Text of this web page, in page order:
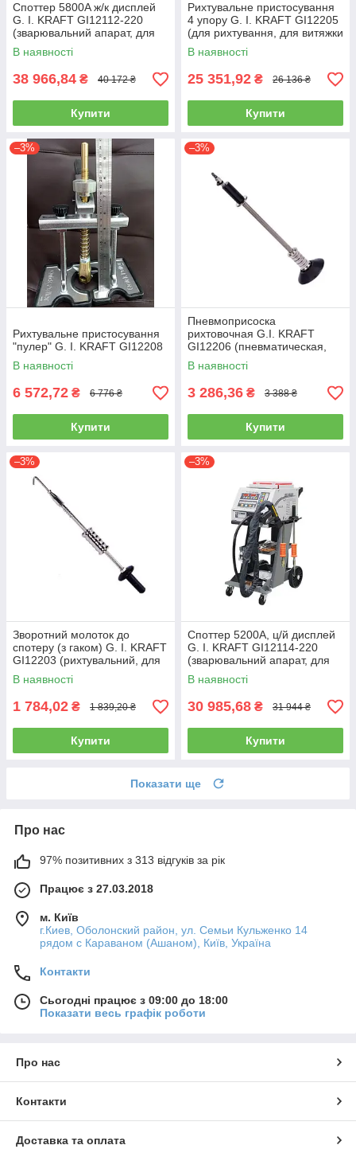
Споттер 5800A ж/к дисплей
G. I. KRAFT GI12112-220
(зварювальний апарат, для
рихтування металу, для
точкового
В наявності
38 966,84 ₴ 40 172 ₴
Купити
Рихтувальне пристосування
4 упору G. I. KRAFT GI12205
(для рихтування, для витяжки
кузова, витягування
В наявності
25 351,92 ₴ 26 136 ₴
Купити
–3%
Рихтувальне пристосування
"пулер" G. I. KRAFT GI12208
В наявності
6 572,72 ₴ 6 776 ₴
Купити
–3%
Пневмоприсоска
рихтовочная G.I. KRAFT
GI12206 (пневматическая,
для рихтовки, вытягивание
вмятин)
В наявності
3 286,36 ₴ 3 388 ₴
Купити
–3%
Зворотний молоток до
спотеру (з гаком) G. I. KRAFT
GI12203 (рихтувальний, для
рихтування, для споттера)
В наявності
1 784,02 ₴ 1 839,20 ₴
Купити
–3%
Споттер 5200A, ц/й дисплей
G. I. KRAFT GI12114-220
(зварювальний апарат, для
рихтування металу,для
точкового
В наявності
30 985,68 ₴ 31 944 ₴
Купити
Показати ще
Про нас
97% позитивних з 313 відгуків за рік
Працює з 27.03.2018
м. Київ
г.Киев, Оболонский район, ул. Семьи Кульженко 14
рядом с Караваном (Ашаном), Київ, Україна
Контакти
Сьогодні працює з 09:00 до 18:00
Показати весь графік роботи
Про нас
Контакти
Доставка та оплата